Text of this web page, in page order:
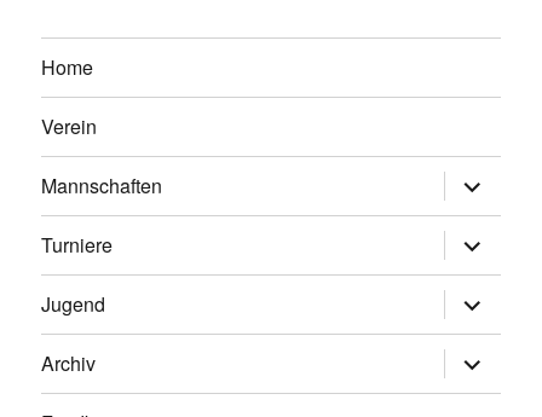
Home
Verein
Mannschaften
anzeigen
Turniere
anzeigen
Jugend
anzeigen
Archiv
anzeigen